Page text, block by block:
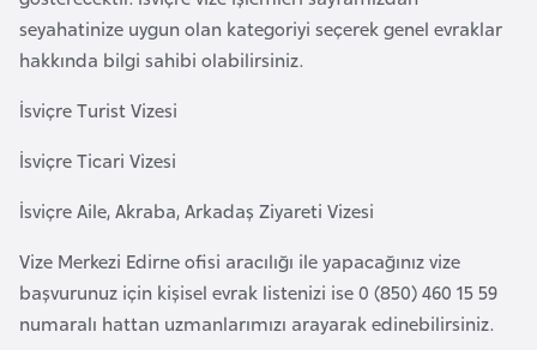
seyahatinize uygun olan kategoriyi seçerek genel evraklar
hakkında bilgi sahibi olabilirsiniz.
İsviçre Turist Vizesi
İsviçre Ticari Vizesi
İsviçre Aile, Akraba, Arkadaş Ziyareti Vizesi
Vize Merkezi Edirne ofisi aracılığı ile yapacağınız vize
başvurunuz için kişisel evrak listenizi ise 0 (850) 460 15 59
numaralı hattan uzmanlarımızı arayarak edinebilirsiniz.
Ç
a
d
Ç
e
C
u
m